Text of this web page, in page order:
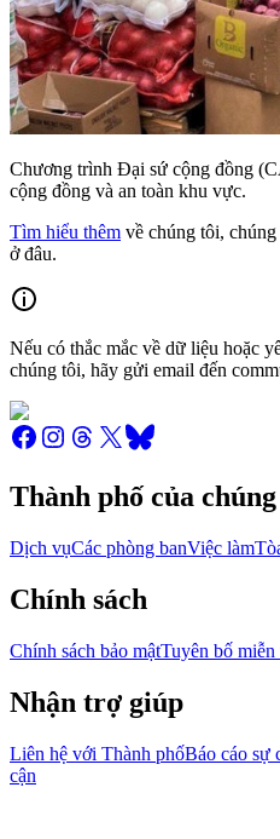
Chương trình Đại sứ cộng đồng
cộng đồng và an toàn khu vực.
Tìm hiểu thêm về chúng tôi,
ở đâu.
Nếu có thắc mắc về dữ liệu hoặc
chúng tôi, hãy gửi email đến
Thành phố của
Dịch vụCác phòng banViệc làm
Chính sách
Chính sách bảo mậtTuyên bố
Nhận trợ giúp
Liên hệ với Thành phốBáo cáo sự
cận